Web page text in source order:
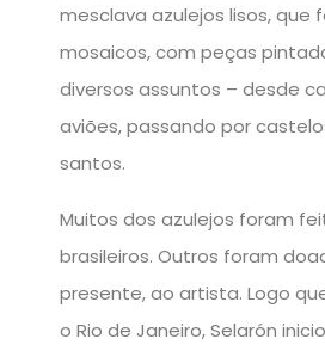
mesclava azulejos lisos, que
mosaicos, com peças
diversos assuntos – desde
aviões, passando por
santos.
Muitos dos azulejos foram
brasileiros. Outros foram
presente, ao artista. Logo
o Rio de Janeiro, Selarón